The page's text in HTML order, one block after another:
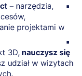
– narzędzia,
projektami w
3D, nauczysz się
udział w wizytach